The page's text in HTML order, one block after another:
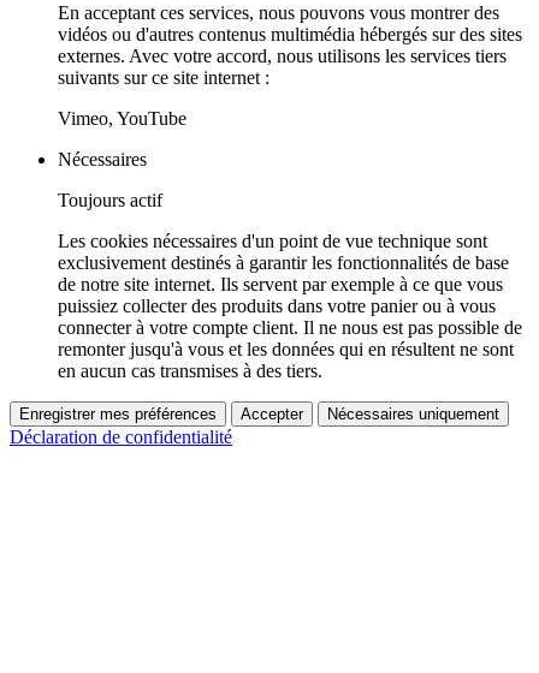
En acceptant ces services, nous pouvons vous montrer des
vidéos ou d'autres contenus multimédia hébergés sur des sites
externes. Avec votre accord, nous utilisons les services tiers
suivants sur ce site internet :
Vimeo, YouTube
Nécessaires
Toujours actif
Les cookies nécessaires d'un point de vue technique sont
exclusivement destinés à garantir les fonctionnalités de base
de notre site internet. Ils servent par exemple à ce que vous
puissiez collecter des produits dans votre panier ou à vous
connecter à votre compte client. Il ne nous est pas possible de
remonter jusqu'à vous et les données qui en résultent ne sont
en aucun cas transmises à des tiers.
Enregistrer mes préférences Accepter Nécessaires uniquement
Déclaration de confidentialité